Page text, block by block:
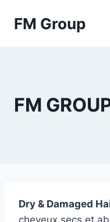
FM Group
FM
Dry & Damaged
cheveux secs et